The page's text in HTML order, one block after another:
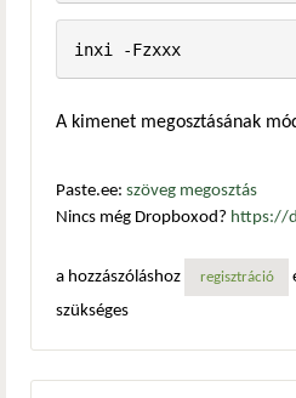
inxi -Fzxxx
A kimenet megosztásának
Paste.ee: szöveg megosztás
Nincs még Dropboxod? https://
a hozzászóláshoz
regisztráció
szükséges